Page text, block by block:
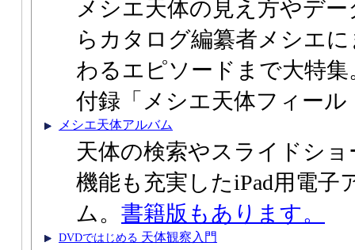
メシエ天体の見え方やデー
らカタログ編纂者メシエ
わるエピソードまで大特集
付録「メシエ天体フィー
メシエ天体アルバム
天体の検索やスライドショ
機能も充実したiPad用電子
ム。 書籍版もあります。
DVDではじめる 天体観察入門